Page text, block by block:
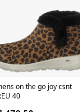
on the go joy csnt
40